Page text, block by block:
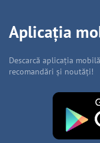
Aplicația
Descarcă aplicația
recomandări și noutăți!